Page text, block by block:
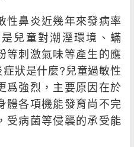
鼻炎近幾年來發病率
兒童對潮溼環境、蟎
等刺激氣味等產生的應
狀是什麼?兒童過敏性
爲強烈，主要原因在於
體各項機能發育尚不完
受病菌等侵襲的承受能